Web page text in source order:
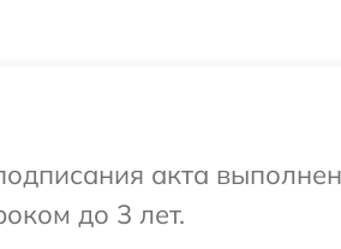
акта
до 3 лет.